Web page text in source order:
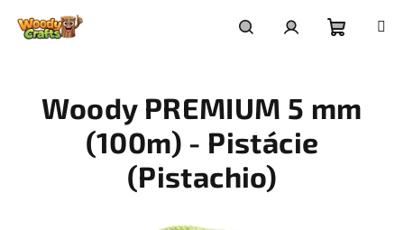
košík
Woody PREMIUM 5 mm
(100m) - Pistácie
(Pistachio)